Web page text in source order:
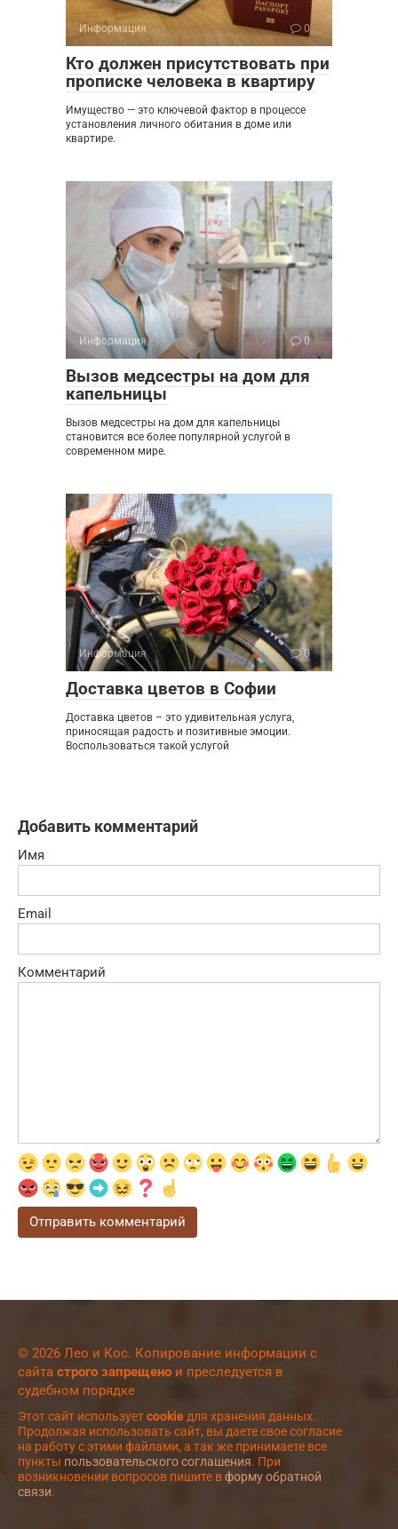
Информация 0
Кто должен присутствовать при
прописке человека в квартиру
Имущество — это ключевой фактор в процессе
установления личного обитания в доме или
квартире.
Информация 0
Вызов медсестры на дом для
капельницы
Вызов медсестры на дом для капельницы
становится все более популярной услугой в
современном мире.
Информация 0
Доставка цветов в Софии
Доставка цветов – это удивительная услуга,
приносящая радость и позитивные эмоции.
Воспользоваться такой услугой
Добавить комментарий
Имя
Email
Комментарий
© 2026 Лео и Кос. Копирование информации с
сайта строго запрещено и преследуется в
судебном порядке
Этот сайт используетcookieдля хранения данных.
Продолжая использовать сайт, вы даете свое согласие
на работу с этими файлами, а так же принимаете все
пункты пользовательского соглашения. При
возникновении вопросов пишите вформу обратной
связи.